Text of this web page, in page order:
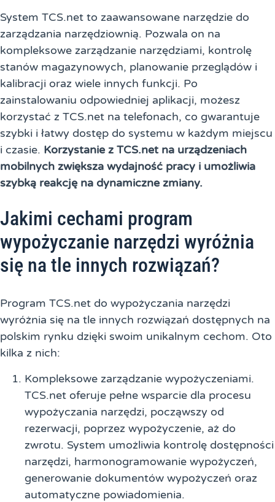
System TCS.net to zaawansowane narzędzie do
zarządzania narzędziownią. Pozwala on na
kompleksowe zarządzanie narzędziami, kontrolę
stanów magazynowych, planowanie przeglądów i
kalibracji oraz wiele innych funkcji. Po
zainstalowaniu odpowiedniej aplikacji, możesz
korzystać z TCS.net na telefonach, co gwarantuje
szybki i łatwy dostęp do systemu w każdym miejscu
i czasie. Korzystanie z TCS.net na urządzeniach
mobilnych zwiększa wydajność pracy i umożliwia
szybką reakcję na dynamiczne zmiany.
Jakimi cechami program
wypożyczanie narzędzi wyróżnia
się na tle innych rozwiązań?
Program TCS.net do wypożyczania narzędzi
wyróżnia się na tle innych rozwiązań dostępnych na
polskim rynku dzięki swoim unikalnym cechom. Oto
kilka z nich:
Kompleksowe zarządzanie wypożyczeniami.
TCS.net oferuje pełne wsparcie dla procesu
wypożyczania narzędzi, począwszy od
rezerwacji, poprzez wypożyczenie, aż do
zwrotu. System umożliwia kontrolę dostępności
narzędzi, harmonogramowanie wypożyczeń,
generowanie dokumentów wypożyczeń oraz
automatyczne powiadomienia.